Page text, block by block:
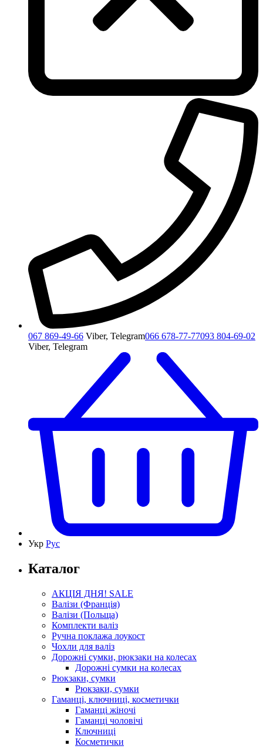
067 869-49-66 Viber, Telegram066 678-77-77093 804-69-02
Viber, Telegram
Укр Рус
Каталог
АКЦІЯ ДНЯ! SALE
Валізи (Франція)
Валізи (Польща)
Комплекти валіз
Ручна поклажа лоукост
Чохли для валіз
Дорожні сумки, рюкзаки на колесах
Дорожні сумки на колесах
Рюкзаки, сумки
Рюкзаки, сумки
Гаманці, ключниці, косметички
Гаманці жіночі
Гаманці чоловічі
Ключниці
Косметички